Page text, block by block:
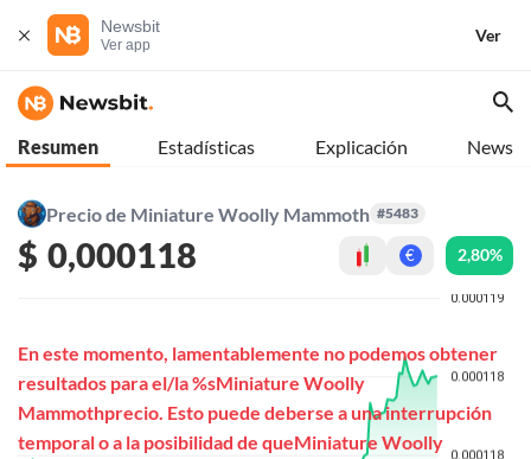
Newsbit
Ver app
Ver
Resumen Estadísticas Explicación News
Precio de Miniature Woolly Mammoth #5483
$ 0,000118 € 2,80%
En este momento, lamentablemente no podemos obtener
resultados para el/la %sMiniature Woolly
Mammothprecio. Esto puede deberse a una interrupción
temporal o a la posibilidad de queMiniature Woolly